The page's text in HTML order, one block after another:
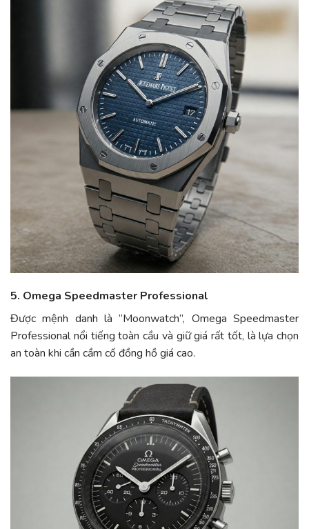
5. Omega Speedmaster Professional
Được mệnh danh là “Moonwatch”, Omega Speedmaster
Professional nổi tiếng toàn cầu và giữ giá rất tốt, là lựa chọn
an toàn khi cần cầm cố đồng hồ giá cao.